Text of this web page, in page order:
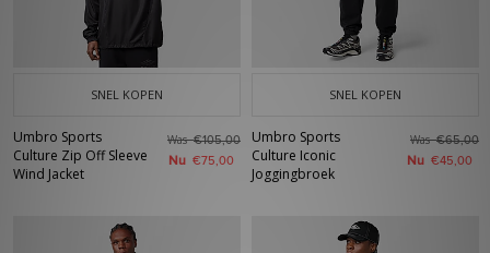
SNEL KOPEN
Umbro Sports
Culture Zip Off Sleeve
Wind Jacket
Was€105,00
Nu €75,00
SNEL KOPEN
Umbro Sports
Culture Iconic
Joggingbroek
Was€65,00
Nu €45,00